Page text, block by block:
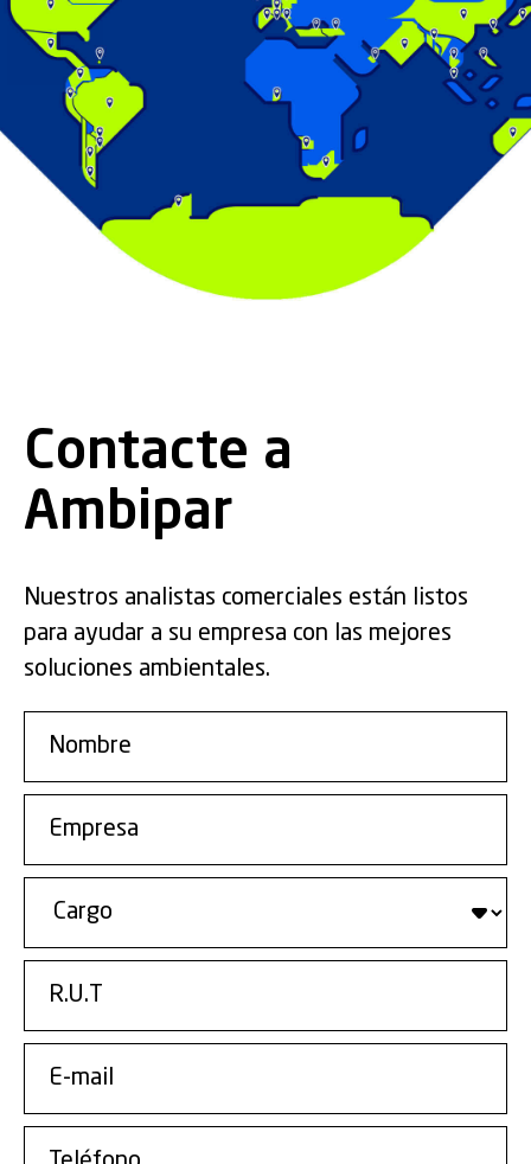
Contacte a
Ambipar
Nuestros analistas comerciales están listos
para ayudar a su empresa con las mejores
soluciones ambientales.